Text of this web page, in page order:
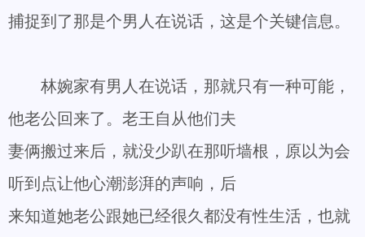
捕捉到了那是个男人在说话，这是个关键信息。
林婉家有男人在说话，那就只有一种可能，
他老公回来了。老王自从他们夫
妻俩搬过来后，就没少趴在那听墙根，原以为会
听到点让他心潮澎湃的声响，后
来知道她老公跟她已经很久都没有性生活，也就